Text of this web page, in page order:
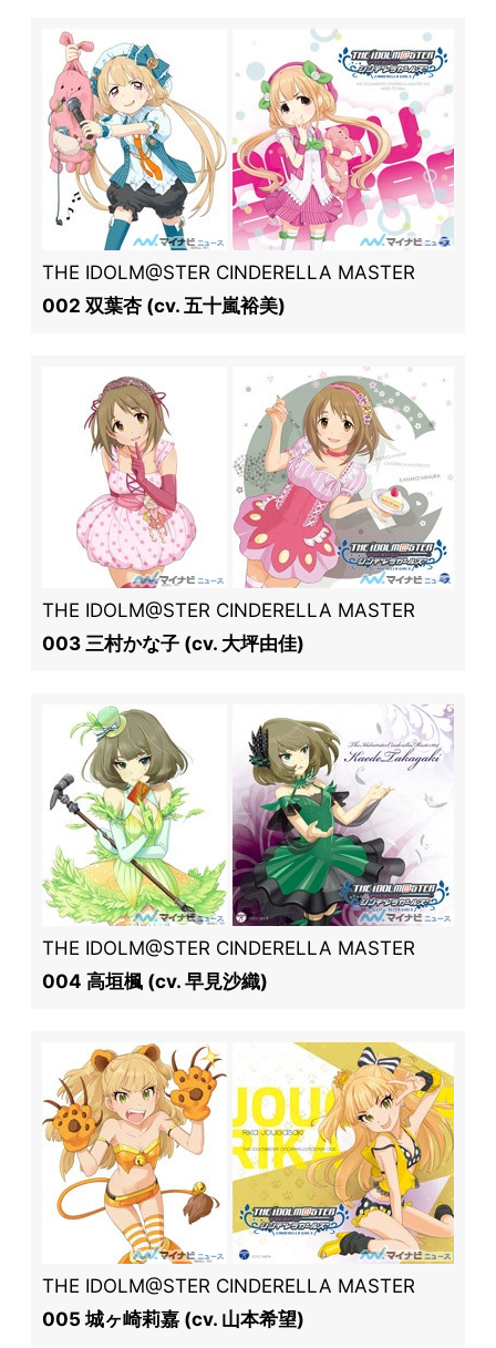
THE IDOLM@STER CINDERELLA MASTER
002 双葉杏 (cv. 五十嵐裕美)
THE IDOLM@STER CINDERELLA MASTER
003 三村かな子 (cv. 大坪由佳)
THE IDOLM@STER CINDERELLA MASTER
004 高垣楓 (cv. 早見沙織)
THE IDOLM@STER CINDERELLA MASTER
005 城ヶ崎莉嘉 (cv. 山本希望)